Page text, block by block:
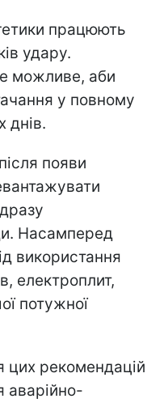
працюють
удару.
можливе, аби
у повному
днів.
появи
Насамперед
використання
електроплит,
потужної
рекомендацій
аварійно-